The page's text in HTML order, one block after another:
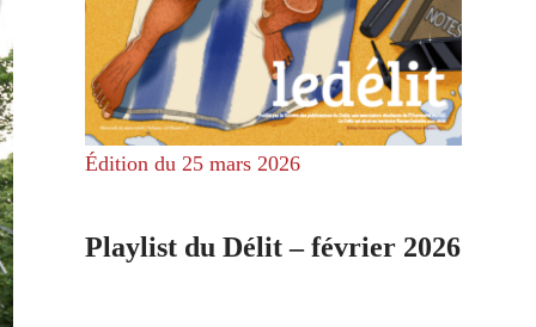
Édition du 25 mars 2026
Playlist du Délit – février 2026